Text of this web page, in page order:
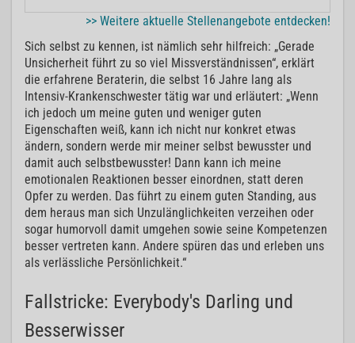
>> Weitere aktuelle Stellenangebote entdecken!
Sich selbst zu kennen, ist nämlich sehr hilfreich: „Gerade
Unsicherheit führt zu so viel Missverständnissen“, erklärt
die erfahrene Beraterin, die selbst 16 Jahre lang als
Intensiv-Krankenschwester tätig war und erläutert: „Wenn
ich jedoch um meine guten und weniger guten
Eigenschaften weiß, kann ich nicht nur konkret etwas
ändern, sondern werde mir meiner selbst bewusster und
damit auch selbstbewusster! Dann kann ich meine
emotionalen Reaktionen besser einordnen, statt deren
Opfer zu werden. Das führt zu einem guten Standing, aus
dem heraus man sich Unzulänglichkeiten verzeihen oder
sogar humorvoll damit umgehen sowie seine Kompetenzen
besser vertreten kann. Andere spüren das und erleben uns
als verlässliche Persönlichkeit.“
Fallstricke: Everybody's Darling und
Besserwisser